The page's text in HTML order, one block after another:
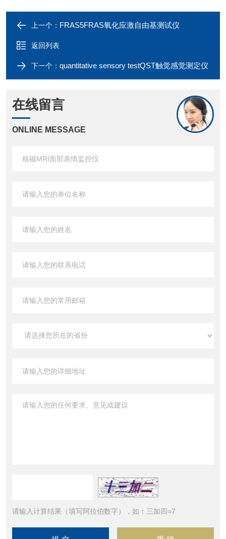
上一个： FRAS5FRAS氧化应激自由基测试仪
返回列表
下一个： quantitative sensory testQST触觉感觉测定仪
在线留言
ONLINE MESSAGE
请输入计算结果（填写阿拉伯数字），如：三加四=7